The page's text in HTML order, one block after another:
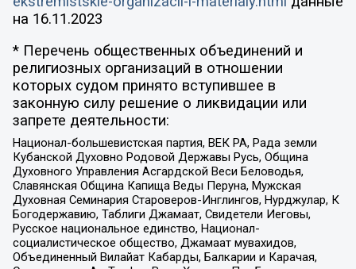
на 16.11.2023
* Перечень общественных объединений и
религиозных организаций в отношении
которых судом принято вступившее в
законную силу решение о ликвидации или
запрете деятельности:
Национал-большевистская партия, ВЕК РА, Рада земли
Кубанской Духовно Родовой Державы Русь, Община
Духовного Управления Асгардской Веси Беловодья,
Славянская Община Капища Веды Перуна, Мужская
Духовная Семинария Староверов-Инглингов, Нурджулар, К
Богодержавию, Таблиги Джамаат, Свидетели Иеговы,
Русское национальное единство, Национал-
социалистическое общество, Джамаат мувахидов,
Объединенный Вилайат Кабарды, Балкарии и Карачая,